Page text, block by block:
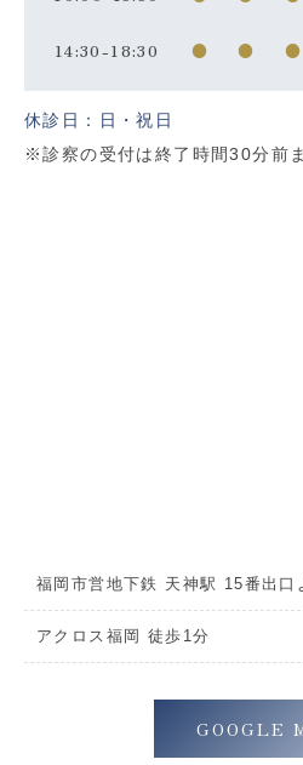
14:30-18:30 ● ● ●
休診日：日・祝日
※診察の受付は終了時間30分前
福岡市営地下鉄 天神駅 15番出口
アクロス福岡 徒歩1分
GOOGLE